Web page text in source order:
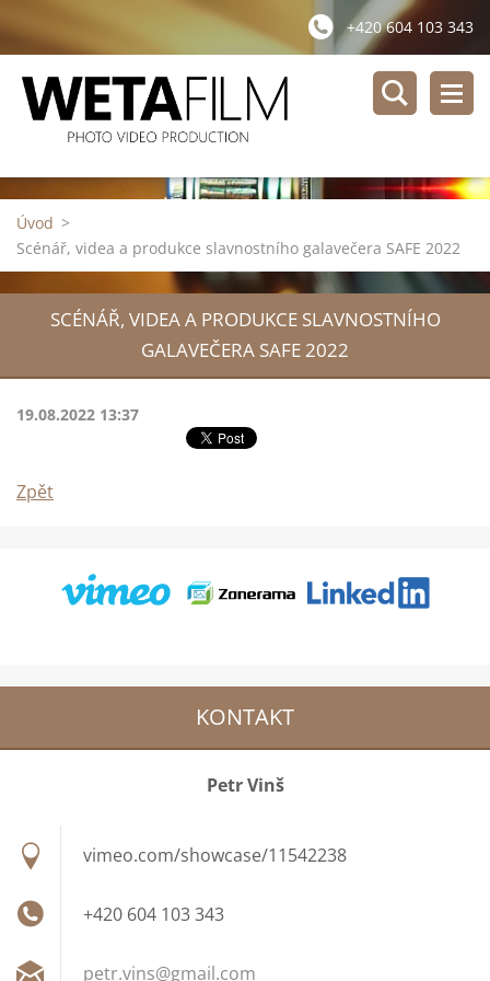
+420 604 103 343
Úvod >
Scénář, videa a produkce slavnostního galavečera SAFE 2022
SCÉNÁŘ, VIDEA A PRODUKCE SLAVNOSTNÍHO
GALAVEČERA SAFE 2022
19.08.2022 13:37
Zpět
KONTAKT
Petr Vinš
vimeo.com/showcase/11542238
+420 604 103 343
petr.vins@gmail.com